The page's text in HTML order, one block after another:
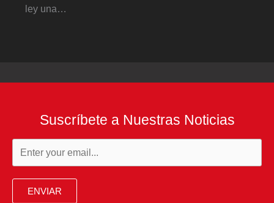
ley una…
Suscríbete a Nuestras Noticias
ENVIAR